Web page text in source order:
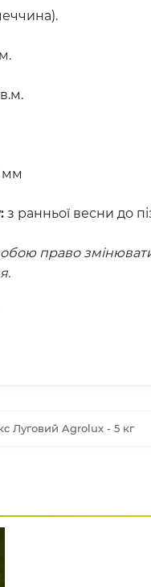
мм
з ранньої весни до
право
Луговий Agrolux - 5 кг